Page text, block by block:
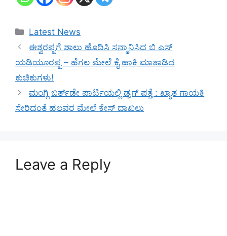
Categories
Latest News
ಈಶ್ವರಪ್ಪಗೆ ಶಾಲು ಹೊದಿಸಿ ಸನ್ಮಾನಿಸಿದ ಬಿ ಎಸ್‍
ಯಡಿಯೂರಪ್ಪ – ಹೆಗಲ ಮೇಲೆ ಕೈ ಹಾಕಿ ಮಾತಾಡಿದ
ಕುಚಿಕುಗಳು!
ಮಂಗ್ಲಿ ಬರ್ತ್‌ಡೇ ಪಾರ್ಟಿಯಲ್ಲಿ ಡ್ರಗ್‌ ಪತ್ತೆ : ಖ್ಯಾತ ಗಾಯಕಿ
ಸೇರಿದಂತೆ ಹಲವರ ಮೇಲೆ ಕೇಸ್‌ ದಾಖಲು
Leave a Reply